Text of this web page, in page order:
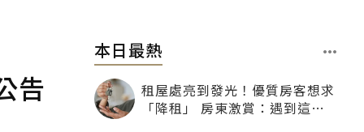
告
本日最熱
租屋處亮到發光！優質房客想求
「降租」 房東激賞：遇到這種